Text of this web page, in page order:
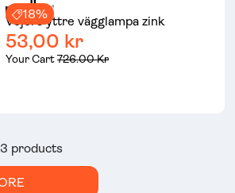
18%
Vejers yttre vägglampa zink
53,00 kr
Your Cart726.00 Kr
products